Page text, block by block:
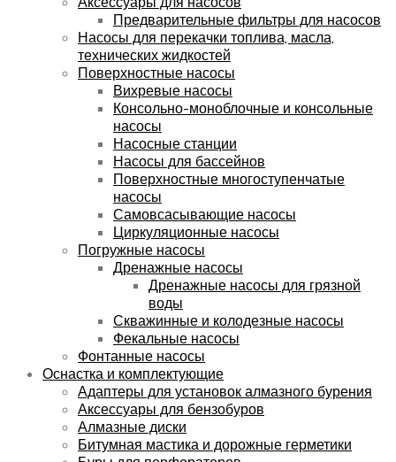
Предварительные фильтры для насосов
Насосы для перекачки топлива, масла,
технических жидкостей
Поверхностные насосы
Вихревые насосы
Консольно-моноблочные и консольные
насосы
Насосные станции
Насосы для бассейнов
Поверхностные многоступенчатые
насосы
Самовсасывающие насосы
Циркуляционные насосы
Погружные насосы
Дренажные насосы
Дренажные насосы для грязной
воды
Скважинные и колодезные насосы
Фекальные насосы
Фонтанные насосы
Оснастка и комплектующие
Адаптеры для установок алмазного бурения
Аксессуары для бензобуров
Алмазные диски
Битумная мастика и дорожные герметики